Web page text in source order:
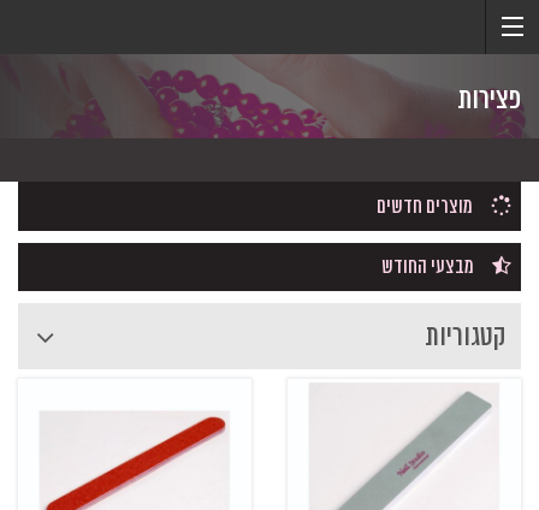
פצירות
מוצרים חדשים
מבצעי החודש
קטגוריות